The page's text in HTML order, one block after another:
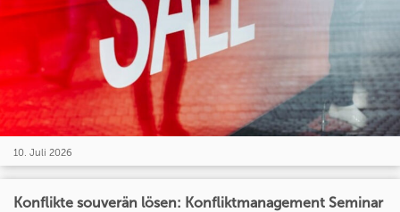
10. Juli 2026
Konflikte souverän lösen: Konfliktmanagement Seminar